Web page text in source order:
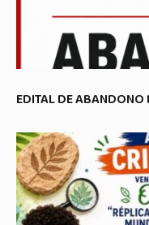
EDITAL DE ABANDONO